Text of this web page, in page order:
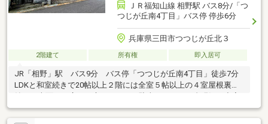
ＪＲ福知山線 相野駅 バス8分/「つ
つじが丘南4丁目」バス停 停歩6分
兵庫県三田市つつじが丘北３
2階建て 所有権 即入居可
JR「相野」駅 バス9分 バス停「つつじが丘南4丁目」徒歩7分
LDKと和室続きで20帖以上２階には全室５帖以上の４室屋根裏収
納つき南面には広いお庭があります駐車スペース１台現況：空家
引渡：即時